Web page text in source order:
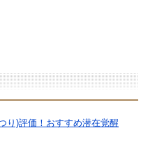
り)評価！おすすめ潜在覚醒